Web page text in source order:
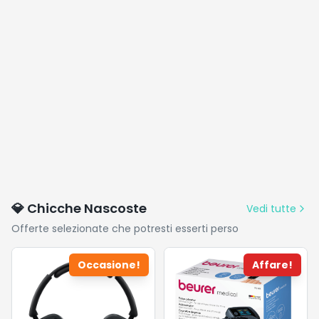
💎 Chicche Nascoste
Vedi tutte
Offerte selezionate che potresti esserti perso
Occasione! Affare!